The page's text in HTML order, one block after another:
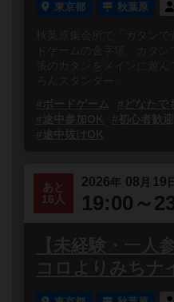
東京都 秋葉原
秋葉原集会所で「カタン
ドゲームの金字塔、カタ
#ボードゲーム
#どなたでも
#途中参加OK
#初心者歓迎
#途中抜けOK
あと
16人
2026年 08 月 19 日
19:00～
【未経験・一人
コロよりみちナ